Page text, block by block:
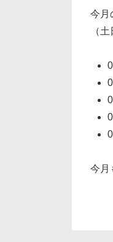
今月
（
今月